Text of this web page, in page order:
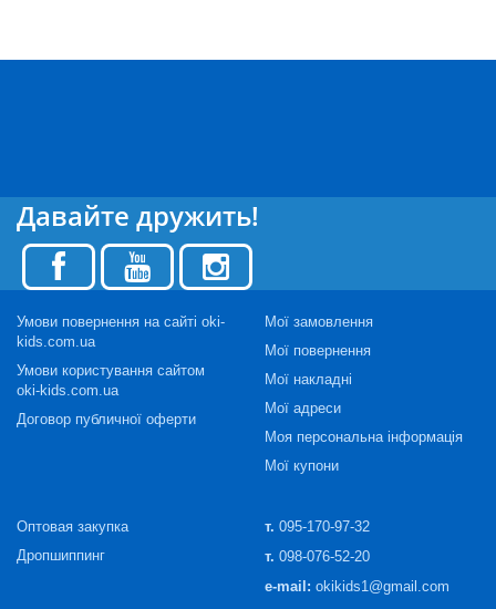
Давайте дружить!
Умови повернення на сайті oki-
kids.com.ua
Умови користування сайтом
oki-kids.com.ua
Договор публичної оферти
Мої замовлення
Мої повернення
Мої накладні
Мої адреси
Моя персональна інформація
Мої купони
Оптовая закупка
Дропшиппинг
т. 095-170-97-32
т. 098-076-52-20
e-mail: okikids1@gmail.com